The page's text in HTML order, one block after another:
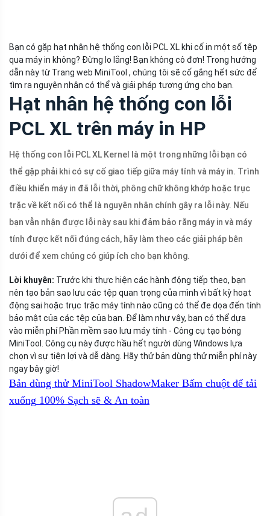
Bạn có gặp hạt nhân hệ thống con lỗi PCL XL khi cố in một số tệp
qua máy in không? Đừng lo lắng! Bạn không cô đơn! Trong hướng
dẫn này từ Trang web MiniTool , chúng tôi sẽ cố gắng hết sức để
tìm ra nguyên nhân có thể và giải pháp tương ứng cho bạn.
Hạt nhân hệ thống con lỗi
PCL XL trên máy in HP
Hệ thống con lỗi PCL XL Kernel là một trong những lỗi bạn có
thể gặp phải khi có sự cố giao tiếp giữa máy tính và máy in. Trình
điều khiển máy in đã lỗi thời, phông chữ không khớp hoặc trục
trặc về kết nối có thể là nguyên nhân chính gây ra lỗi này. Nếu
bạn vẫn nhận được lỗi này sau khi đảm bảo rằng máy in và máy
tính được kết nối đúng cách, hãy làm theo các giải pháp bên
dưới để xem chúng có giúp ích cho bạn không.
Lời khuyên: Trước khi thực hiện các hành động tiếp theo, bạn
nên tạo bản sao lưu các tệp quan trọng của mình vì bất kỳ hoạt
động sai hoặc trục trặc máy tính nào cũng có thể đe dọa đến tính
bảo mật của các tệp của bạn. Để làm như vậy, bạn có thể dựa
vào miễn phí Phần mềm sao lưu máy tính - Công cụ tạo bóng
MiniTool. Công cụ này được hầu hết người dùng Windows lựa
chọn vì sự tiện lợi và dễ dàng. Hãy thử bản dùng thử miễn phí này
ngay bây giờ!
Bản dùng thử MiniTool ShadowMaker Bấm chuột để tải
xuống 100% Sạch sẽ & An toàn